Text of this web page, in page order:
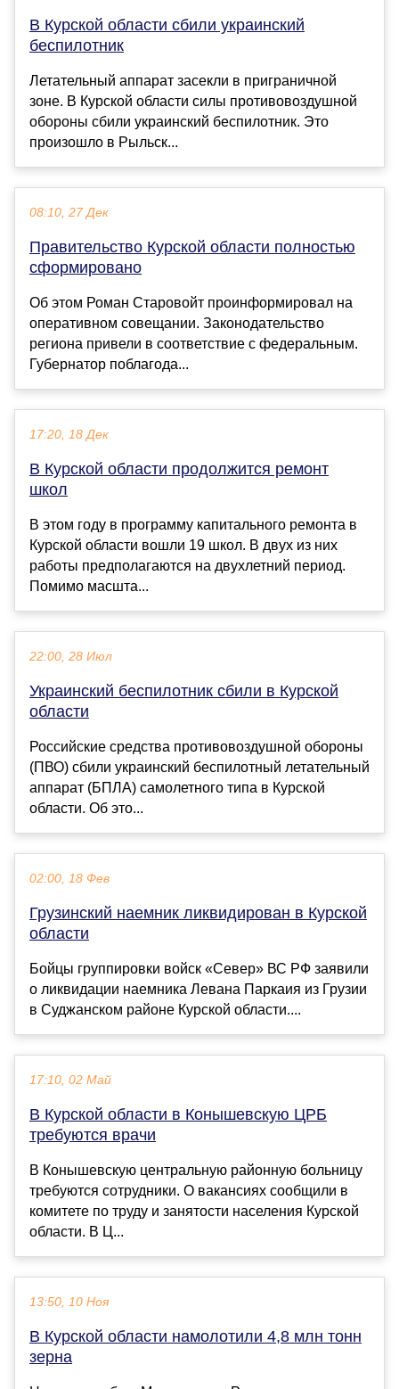
В Курской области сбили украинский
беспилотник
Летательный аппарат засекли в приграничной
зоне. В Курской области силы противовоздушной
обороны сбили украинский беспилотник. Это
произошло в Рыльск...
08:10, 27 Дек
Правительство Курской области полностью
сформировано
Об этом Роман Старовойт проинформировал на
оперативном совещании. Законодательство
региона привели в соответствие с федеральным.
Губернатор поблагода...
17:20, 18 Дек
В Курской области продолжится ремонт
школ
В этом году в программу капитального ремонта в
Курской области вошли 19 школ. В двух из них
работы предполагаются на двухлетний период.
Помимо масшта...
22:00, 28 Июл
Украинский беспилотник сбили в Курской
области
Российские средства противовоздушной обороны
(ПВО) сбили украинский беспилотный летательный
аппарат (БПЛА) самолетного типа в Курской
области. Об это...
02:00, 18 Фев
Грузинский наемник ликвидирован в Курской
области
Бойцы группировки войск «Север» ВС РФ заявили
о ликвидации наемника Левана Паркаия из Грузии
в Суджанском районе Курской области....
17:10, 02 Май
В Курской области в Конышевскую ЦРБ
требуются врачи
В Конышевскую центральную районную больницу
требуются сотрудники. О вакансиях сообщили в
комитете по труду и занятости населения Курской
области. В Ц...
13:50, 10 Ноя
В Курской области намолотили 4,8 млн тонн
зерна